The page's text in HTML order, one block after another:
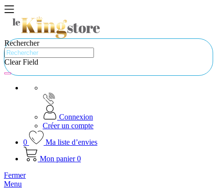
Rechercher
Clear Field
Connexion
Créer un compte
0
Ma liste d’envies
Mon panier 0
Fermer
Menu